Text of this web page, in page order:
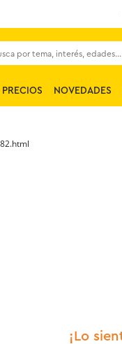
por tema, interés,
NOVEDADES
¡Lo